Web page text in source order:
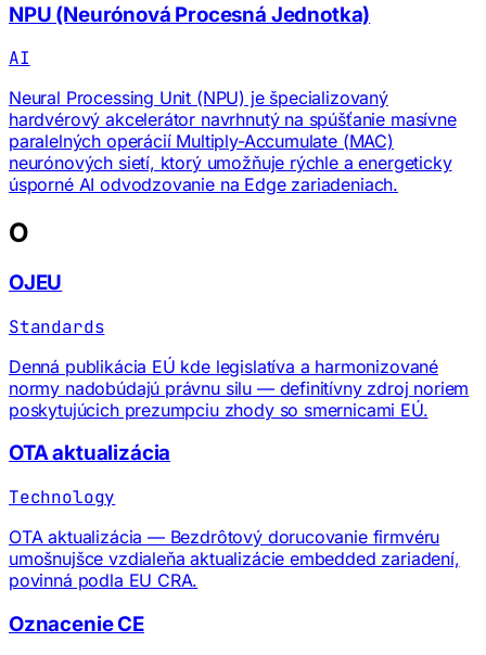
NPU (Neurónová Procesná Jednotka)
AI
Neural Processing Unit (NPU) je špecializovaný
hardvérový akcelerátor navrhnutý na spúšťanie masívne
paralelných operácií Multiply-Accumulate (MAC)
neurónových sietí, ktorý umožňuje rýchle a energeticky
úsporné AI odvodzovanie na Edge zariadeniach.
O
OJEU
Standards
Denná publikácia EÚ kde legislatíva a harmonizované
normy nadobúdajú právnu silu — definitívny zdroj noriem
poskytujúcich prezumpciu zhody so smernicami EÚ.
OTA aktualizácia
Technology
OTA aktualizácia — Bezdrôtový dorucovanie firmvéru
umošnujšce vzdialeňa aktualizácie embedded zariadení,
povinná podla EU CRA.
Oznacenie CE